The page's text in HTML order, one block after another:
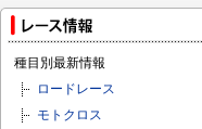
種目別最新情報
ロードレース
モトクロス